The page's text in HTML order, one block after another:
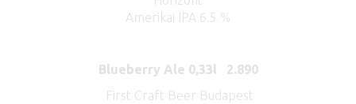
Amerikai IPA 6.5 %
Blueberry Ale 0,33l 2.890
First Craft Beer Budapest